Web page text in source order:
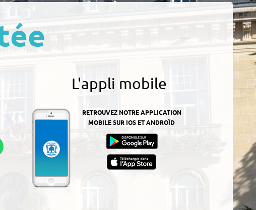
L'appli mobile
RETROUVEZ NOTRE APPLICATION
MOBILE SUR IOS ET ANDROÏD